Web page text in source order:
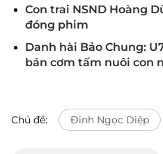
Con trai NSND Hoàng
đóng phim
Danh hài Bảo Chung:
bán cơm tấm nuôi con
Chủ đề: Đinh Ngọc Diệp